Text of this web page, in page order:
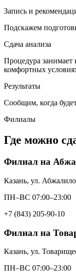
Запись и
Подскажем
Сдача анализа
Процедура занимает
комфортных
Результаты
Сообщим, когда
Филиалы
Где можно
Филиал на
Казань, ул.
ПН–ВС 07:00–23:00
+7 (843) 205-90-10
Филиал на
Казань, ул.
ПН–ВС 07:00–23:00